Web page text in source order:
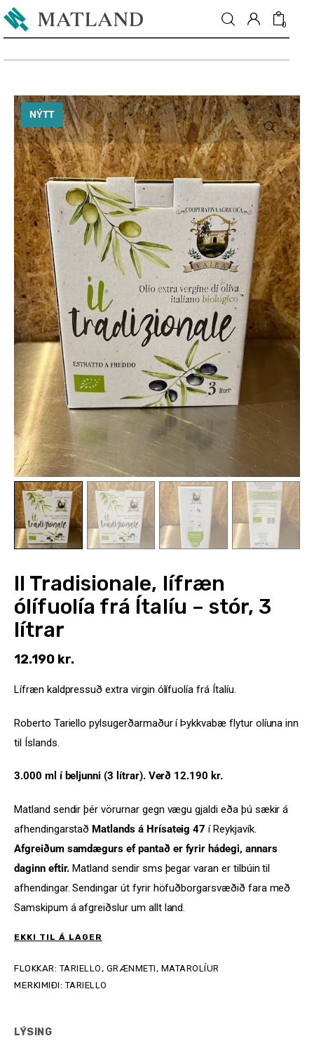
0
Fréttir
Matur & drykkur
Menning
Fólkið
Umhverfi
Skoðun
Matarmarkaður
Styrkja
Hafa samband
NÝTT
Il Tradisionale, lífræn
ólífuolía frá Ítalíu – stór, 3
lítrar
12.190 kr.
Lífræn kaldpressuð extra virgin ólífuolía frá Ítalíu.
Roberto Tariello pylsugerðarmaður í Þykkvabæ flytur olíuna inn
til Íslands.
3.000 ml í beljunni (3 lítrar). Verð 12.190 kr.
Matland sendir þér vörurnar gegn vægu gjaldi eða þú sækir á
afhendingarstað Matlands á Hrísateig 47 í Reykjavík.
Afgreiðum samdægurs ef pantað er fyrir hádegi, annars
daginn eftir. Matland sendir sms þegar varan er tilbúin til
afhendingar. Sendingar út fyrir höfuðborgarsvæðið fara með
Samskipum á afgreiðslur um allt land.
EKKI TIL Á LAGER
FLOKKAR:TARIELLO, GRÆNMETI, MATAROLÍUR
MERKIMIÐI:TARIELLO
LÝSING